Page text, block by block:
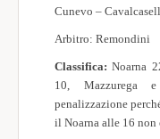
Cunevo –
Arbitro: Remondini
Classifica: Noarna
10, Mazzurega
penalizzazione
il Noarna alle 16 non